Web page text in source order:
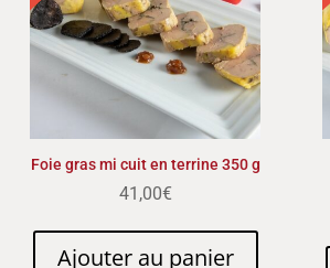
Foie gras mi cuit en terrine 350 g
41,00€
Ajouter au panier